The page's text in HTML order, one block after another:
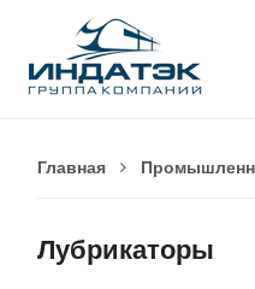
Главная
Лубрикаторы